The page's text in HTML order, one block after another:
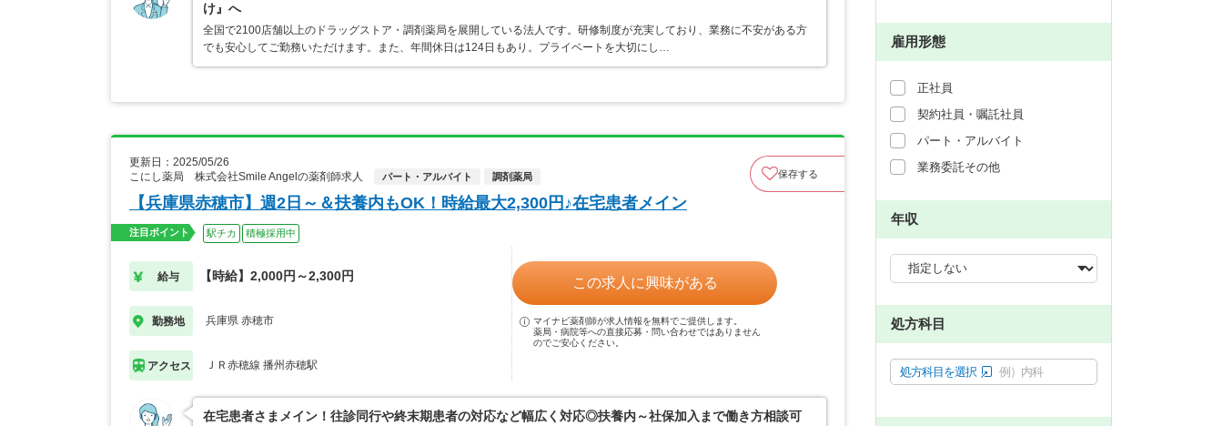
け』へ
全国で2100店舗以上のドラッグストア・調剤薬局を展開している法人です。研修制度が充実しており、業務に不安がある方
でも安心してご勤務いただけます。また、年間休日は124日もあり。プライベートを大切にし…
更新日：2025/05/26
こにし薬局 株式会社Smile Angelの薬剤師求人
パート・アルバイト 調剤薬局 保存する
【兵庫県赤穂市】週2日～＆扶養内もOK！時給最大2,300円♪在宅患者メイン
注目ポイント 駅チカ 積極採用中
給与 【時給】2,000円～2,300円
勤務地 兵庫県 赤穂市
アクセス ＪＲ赤穂線 播州赤穂駅
この求人に興味がある
マイナビ薬剤師が求人情報を無料でご提供します。
薬局・病院等への直接応募・問い合わせではありません
のでご安心ください。
在宅患者さまメイン！往診同行や終末期患者の対応など幅広く対応◎扶養内～社保加入まで働き方相談可
雇用形態
正社員
契約社員・嘱託社員
パート・アルバイト
業務委託その他
年収
処方科目
処方科目を選択 例）内科